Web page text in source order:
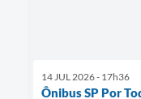
14 JUL 2026 - 17h36
Ônibus SP Por